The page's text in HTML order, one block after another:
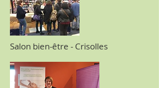
Salon bien-être - Crisolles